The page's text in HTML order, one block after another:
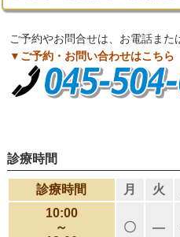
ご予約やお問合せは、お電話また
▼ご予約・お問い合わせはこちら
診療時間
診療時間 月 火
10:00
～
〇 ―